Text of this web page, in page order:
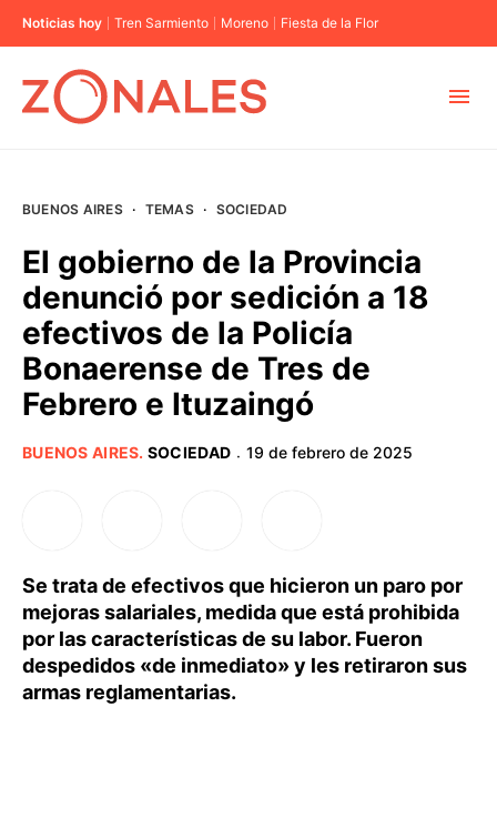
Noticias hoy Tren Sarmiento Moreno Fiesta de la Flor
BUENOS AIRES
PROVINCIAS
BUENOS AIRES · TEMAS · SOCIEDAD
El gobierno de la Provincia
denunció por sedición a 18
efectivos de la Policía
Bonaerense de Tres de
Febrero e Ituzaingó
BUENOS AIRES. SOCIEDAD · 19 de febrero de 2025
Se trata de efectivos que hicieron un paro por
mejoras salariales, medida que está prohibida
por las características de su labor. Fueron
despedidos «de inmediato» y les retiraron sus
armas reglamentarias.